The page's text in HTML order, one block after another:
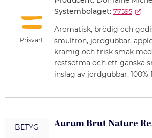
Prisvärt
Systembolaget: 77595
Aromatisk, brödig och
smultron, jordgubbar,
krämig och frisk smak
restsötma och ett ganska
inslag av jordgubbar. 100%
BETYG Aurum Brut Nature